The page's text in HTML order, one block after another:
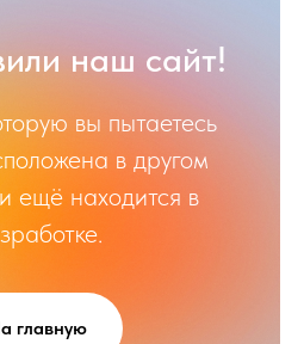
наш сайт!
вы пытаетесь
в другом
ещё находится в
главную